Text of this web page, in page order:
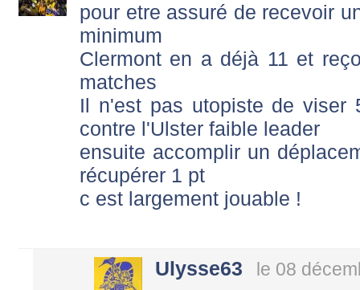
pour etre assuré de recevoir
minimum
Clermont en a déjà 11 et
matches
Il n'est pas utopiste de
contre l'Ulster faible leader
ensuite accomplir un
récupérer 1 pt
c est largement jouable !
Ulysse63 le 08